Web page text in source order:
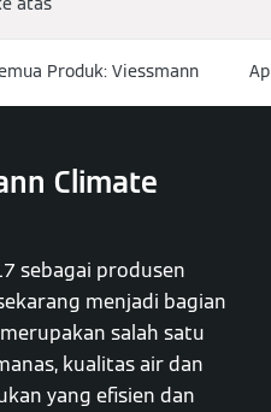
Produk: Viessmann
Climate
sebagai produsen
menjadi bagian
salah satu
kualitas air dan
yang efisien dan